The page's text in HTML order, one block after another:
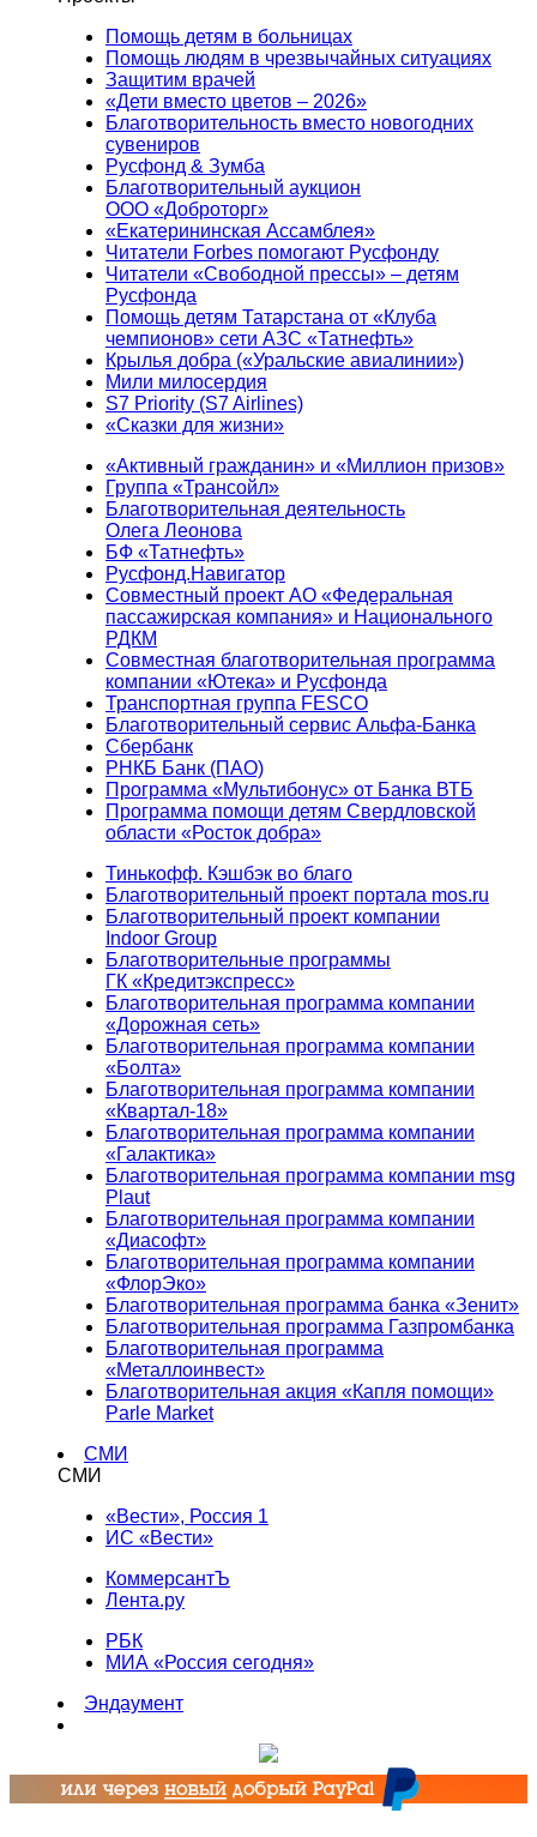
Помощь детям в больницах
Помощь людям в чрезвычайных ситуациях
Защитим врачей
«Дети вместо цветов – 2026»
Благотворительность вместо новогодних
сувениров
Русфонд & Зумба
Благотворительный аукцион
ООО «Доброторг»
«Екатерининская Ассамблея»
Читатели Forbes помогают Русфонду
Читатели «Свободной прессы» – детям
Русфонда
Помощь детям Татарстана от «Клуба
чемпионов» сети АЗС «Татнефть»
Крылья добра («Уральские авиалинии»)
Мили милосердия
S7 Priority (S7 Airlines)
«Сказки для жизни»
«Активный гражданин» и «Миллион призов»
Группа «Трансойл»
Благотворительная деятельность
Олега Леонова
БФ «Татнефть»
Русфонд.Навигатор
Совместный проект АО «Федеральная
пассажирская компания» и Национального
РДКМ
Совместная благотворительная программа
компании «Ютека» и Русфонда
Транспортная группа FESCO
Благотворительный сервис Альфа-Банка
Сбербанк
РНКБ Банк (ПАО)
Программа «Мультибонус» от Банка ВТБ
Программа помощи детям Свердловской
области «Росток добра»
Тинькофф. Кэшбэк во благо
Благотворительный проект портала mos.ru
Благотворительный проект компании
Indoor Group
Благотворительные программы
ГК «Кредитэкспресс»
Благотворительная программа компании
«Дорожная сеть»
Благотворительная программа компании
«Болта»
Благотворительная программа компании
«Квартал-18»
Благотворительная программа компании
«Галактика»
Благотворительная программа компании msg
Plaut
Благотворительная программа компании
«Диасофт»
Благотворительная программа компании
«ФлорЭко»
Благотворительная программа банка «Зенит»
Благотворительная программа Газпромбанка
Благотворительная программа
«Металлоинвест»
Благотворительная акция «Капля помощи»
Parle Market
СМИ
СМИ
«Вести», Россия 1
ИС «Вести»
КоммерсантЪ
Лента.ру
РБК
МИА «Россия сегодня»
Эндаумент